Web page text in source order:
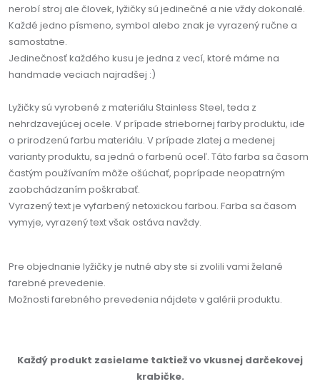
nerobí stroj ale človek, lyžičky sú jedinečné a nie vždy dokonalé.
Každé jedno písmeno, symbol alebo znak je vyrazený ručne a
samostatne.
Jedinečnosť každého kusu je jedna z vecí, ktoré máme na
handmade veciach najradšej :)
Lyžičky sú vyrobené z materiálu Stainless Steel, teda z
nehrdzavejúcej ocele. V prípade striebornej farby produktu, ide
o prirodzenú farbu materiálu. V prípade zlatej a medenej
varianty produktu, sa jedná o farbenú oceľ. Táto farba sa časom
častým používaním môže ošúchať, poprípade neopatrným
zaobchádzaním poškrabať.
Vyrazený text je vyfarbený netoxickou farbou. Farba sa časom
vymyje, vyrazený text však ostáva navždy.
Pre objednanie lyžičky je nutné aby ste si zvolili vami želané
farebné prevedenie.
Možnosti farebného prevedenia nájdete v galérii produktu.
Každý produkt zasielame taktiež vo vkusnej darčekovej
krabičke.